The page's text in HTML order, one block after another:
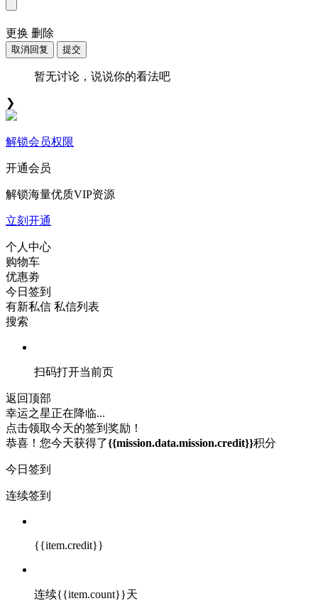
更换 删除
取消回复 提交
暂无讨论，说说你的看法吧
❯
解锁会员权限
开通会员
解锁海量优质VIP资源
立刻开通
个人中心
购物车
优惠劵
今日签到
有新私信 私信列表
搜索
扫码打开当前页
返回顶部
幸运之星正在降临...
点击领取今天的签到奖励！
恭喜！您今天获得了{{mission.data.mission.credit}}积分
今日签到
连续签到
{{item.credit}}
连续{{item.count}}天